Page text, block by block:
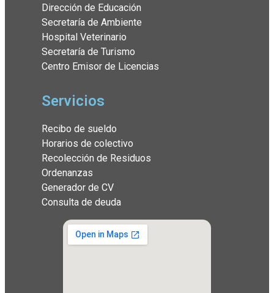
Dirección de Educación
Secretaría de Ambiente
Hospital Veterinario
Secretaría de Turismo
Centro Emisor de Licencias
Servicios
Recibo de sueldo
Horarios de colectivo
Recolección de Residuos
Ordenanzas
Generador de CV
Consulta de deuda